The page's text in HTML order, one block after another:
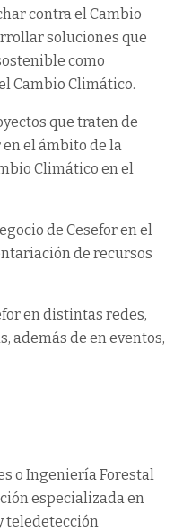
contra el Cambio
soluciones que
como
Cambio Climático.
que traten de
el ámbito de la
Climático en el
de Cesefor en el
de recursos
en distintas redes,
además de en eventos,
o Ingeniería Forestal
especializada en
teledetección